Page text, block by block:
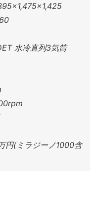
水冷直列3気筒
円(ミラジーノ1000含